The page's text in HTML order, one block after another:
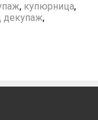
, купюрница,
декупаж,